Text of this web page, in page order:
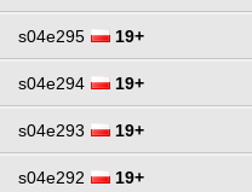
s04e295 19+
s04e294 19+
s04e293 19+
s04e292 19+